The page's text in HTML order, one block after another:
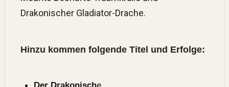
Drakonischer Gladiator-Drache.
Hinzu kommen folgende Titel und Erfolge:
Der Drakonische